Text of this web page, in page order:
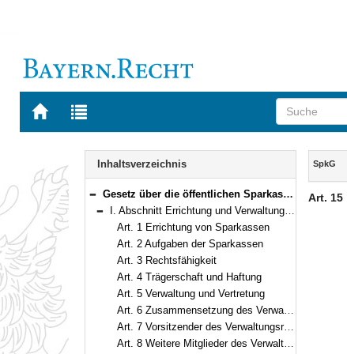
Zur
BAYERN.RECHT
Zur
letzten
Navigation
Inhaltsverzeichnis
Bereich reduzieren
Gesetz über die öffentlichen Sparkassen (Sparkassengesetz – SpkG) In der Fassung der Bekanntmachung vom 1. Oktober 1956 (BayRS II S. 476) BayRS 2025-1-I (Art. 1–32)
Bereich reduzieren
I. Abschnitt Errichtung und Verwaltung (Art. 1–21)
Art. 1 Errichtung von Sparkassen
Art. 2 Aufgaben der Sparkassen
Art. 3 Rechtsfähigkeit
Art. 4 Trägerschaft und Haftung
Art. 5 Verwaltung und Vertretung
Art. 6 Zusammensetzung des Verwaltungsrats
Art. 7 Vorsitzender des Verwaltungsrats
Art. 8 Weitere Mitglieder des Verwaltungsrats
Inhalt
SpkG
Art. 15